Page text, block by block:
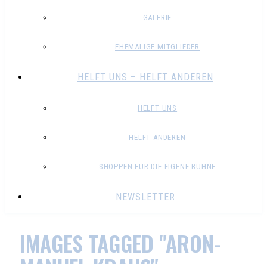
GALERIE
EHEMALIGE MITGLIEDER
HELFT UNS – HELFT ANDEREN
HELFT UNS
HELFT ANDEREN
SHOPPEN FÜR DIE EIGENE BÜHNE
NEWSLETTER
IMAGES TAGGED "ARON-